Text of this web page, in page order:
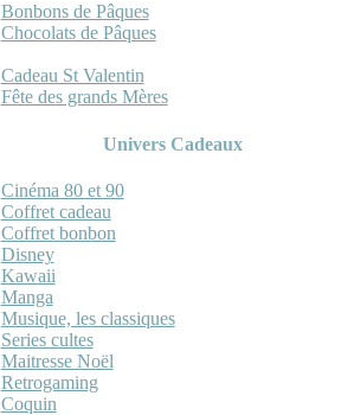
Bonbons de Pâques
Chocolats de Pâques
Cadeau St Valentin
Fête des grands Mères
Univers Cadeaux
Cinéma 80 et 90
Coffret cadeau
Coffret bonbon
Disney
Kawaii
Manga
Musique, les classiques
Series cultes
Maitresse Noël
Retrogaming
Coquin